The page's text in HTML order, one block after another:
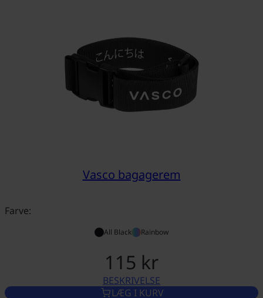
Vasco bagagerem
Farve:
All Black Rainbow
115 kr
BESKRIVELSEVASCO BAGAGEREM
LÆG I KURV